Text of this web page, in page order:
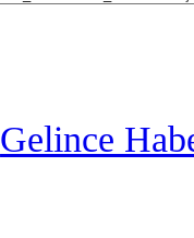
Gelince